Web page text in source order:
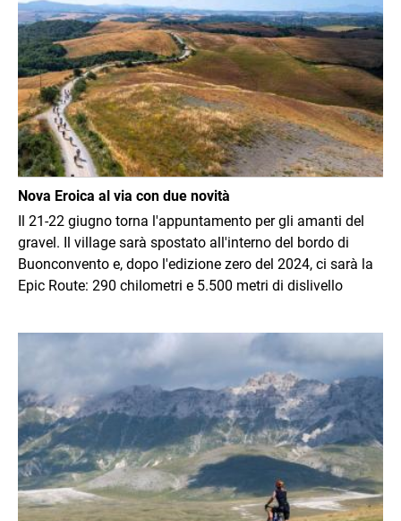
Nova Eroica al via con due novità
Il 21-22 giugno torna l'appuntamento per gli amanti del
gravel. Il village sarà spostato all'interno del bordo di
Buonconvento e, dopo l'edizione zero del 2024, ci sarà la
Epic Route: 290 chilometri e 5.500 metri di dislivello
Immagine